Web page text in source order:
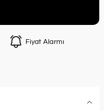
Fiyat Alarmı